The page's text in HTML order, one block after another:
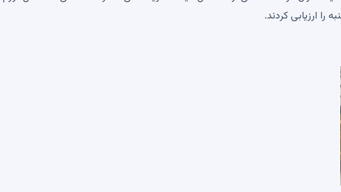
را ارزیابی کردند.